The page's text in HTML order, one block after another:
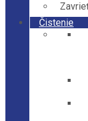
Čistenie